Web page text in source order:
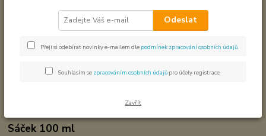
Sambal
Sáček 100 ml
Odeslat
Přeji si odebírat novinky e-mailem dle podmínek zpracování osobních údajů
Souhlasím se zpracováním osobních údajů pro účely registrace.
Zavřít